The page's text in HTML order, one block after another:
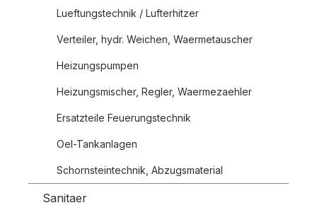
Lueftungstechnik / Lufterhitzer
Verteiler, hydr. Weichen, Waermetauscher
Heizungspumpen
Heizungsmischer, Regler, Waermezaehler
Ersatzteile Feuerungstechnik
Oel-Tankanlagen
Schornsteintechnik, Abzugsmaterial
Sanitaer